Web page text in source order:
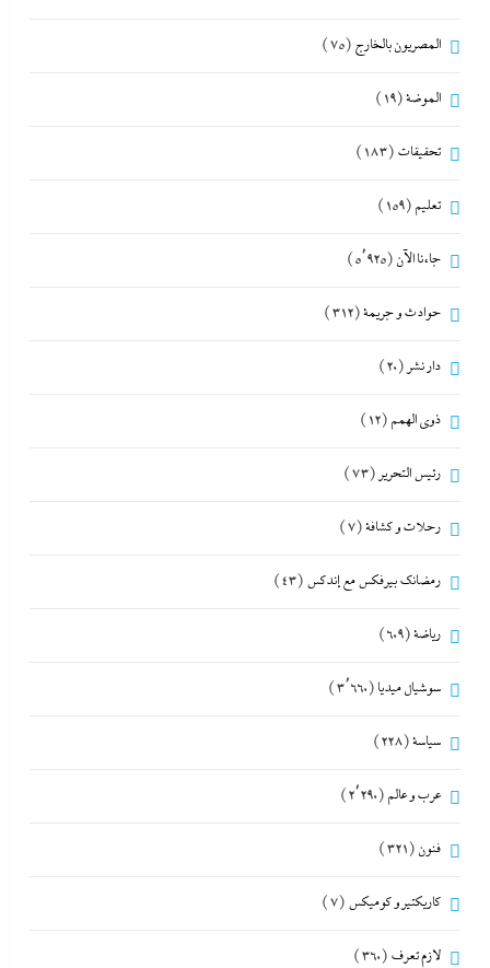
المصريون بالخارج (75)
الموضة(19)
تحقيقات (183)
تعليم (159)
جاءنا الآن (5٬925)
حوادث و جريمة(312)
دار نشر (20)
ذوى الهمم (12)
رئيس التحرير (73)
رحلات و كشافة(7)
رمضانك بيرفكس مع إندكس (43)
رياضة(609)
سوشيال ميديا (3٬660)
سياسة(228)
عرب و عالم (2٬290)
فنون (321)
كاريكتير و كوميكس (7)
لازم تعرف (360)